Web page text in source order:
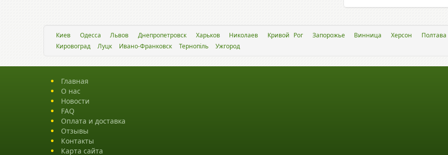
Киев Одесса Львов Днепропетровск Харьков Николаев Кривой Рог Запорожье Винница Херсон
Полтава
Кировоград
Луцк Ивано-Франковск Тернопіль Ужгород
Главная
О нас
Новости
FAQ
Оплата и доставка
Отзывы
Контакты
Карта сайта